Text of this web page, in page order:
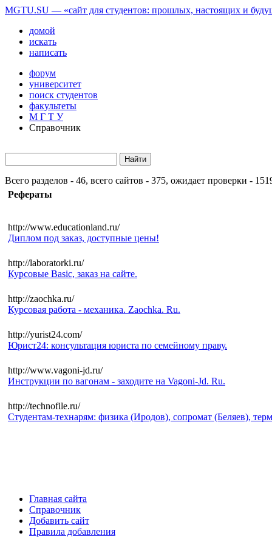
MGTU.SU — «сайт для студентов: прошлых, настоящих и
домой
искать
написать
форум
университет
поиск студентов
факультеты
М Г Т У
Справочник
Всего разделов - 46, всего сайтов - 375, ожидает проверки -
Рефераты
http://www.educationland.ru/
Диплом под заказ, доступные цены!
http://laboratorki.ru/
Курсовые Basic, заказ на сайте.
http://zaochka.ru/
Курсовая работа - механика. Zaochka. Ru.
http://yurist24.com/
Юрист24: консультация юриста по семейному праву.
http://www.vagoni-jd.ru/
Инструкции по вагонам - заходите на Vagoni-Jd. Ru.
http://technofile.ru/
Студентам-технарям: физика (Иродов), сопромат (Беляев),
Главная сайта
Справочник
Добавить сайт
Правила добавления